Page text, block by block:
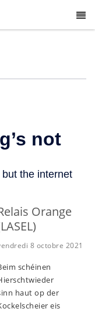
Orange
8 octobre 2021
schéinen
haut op der
eis